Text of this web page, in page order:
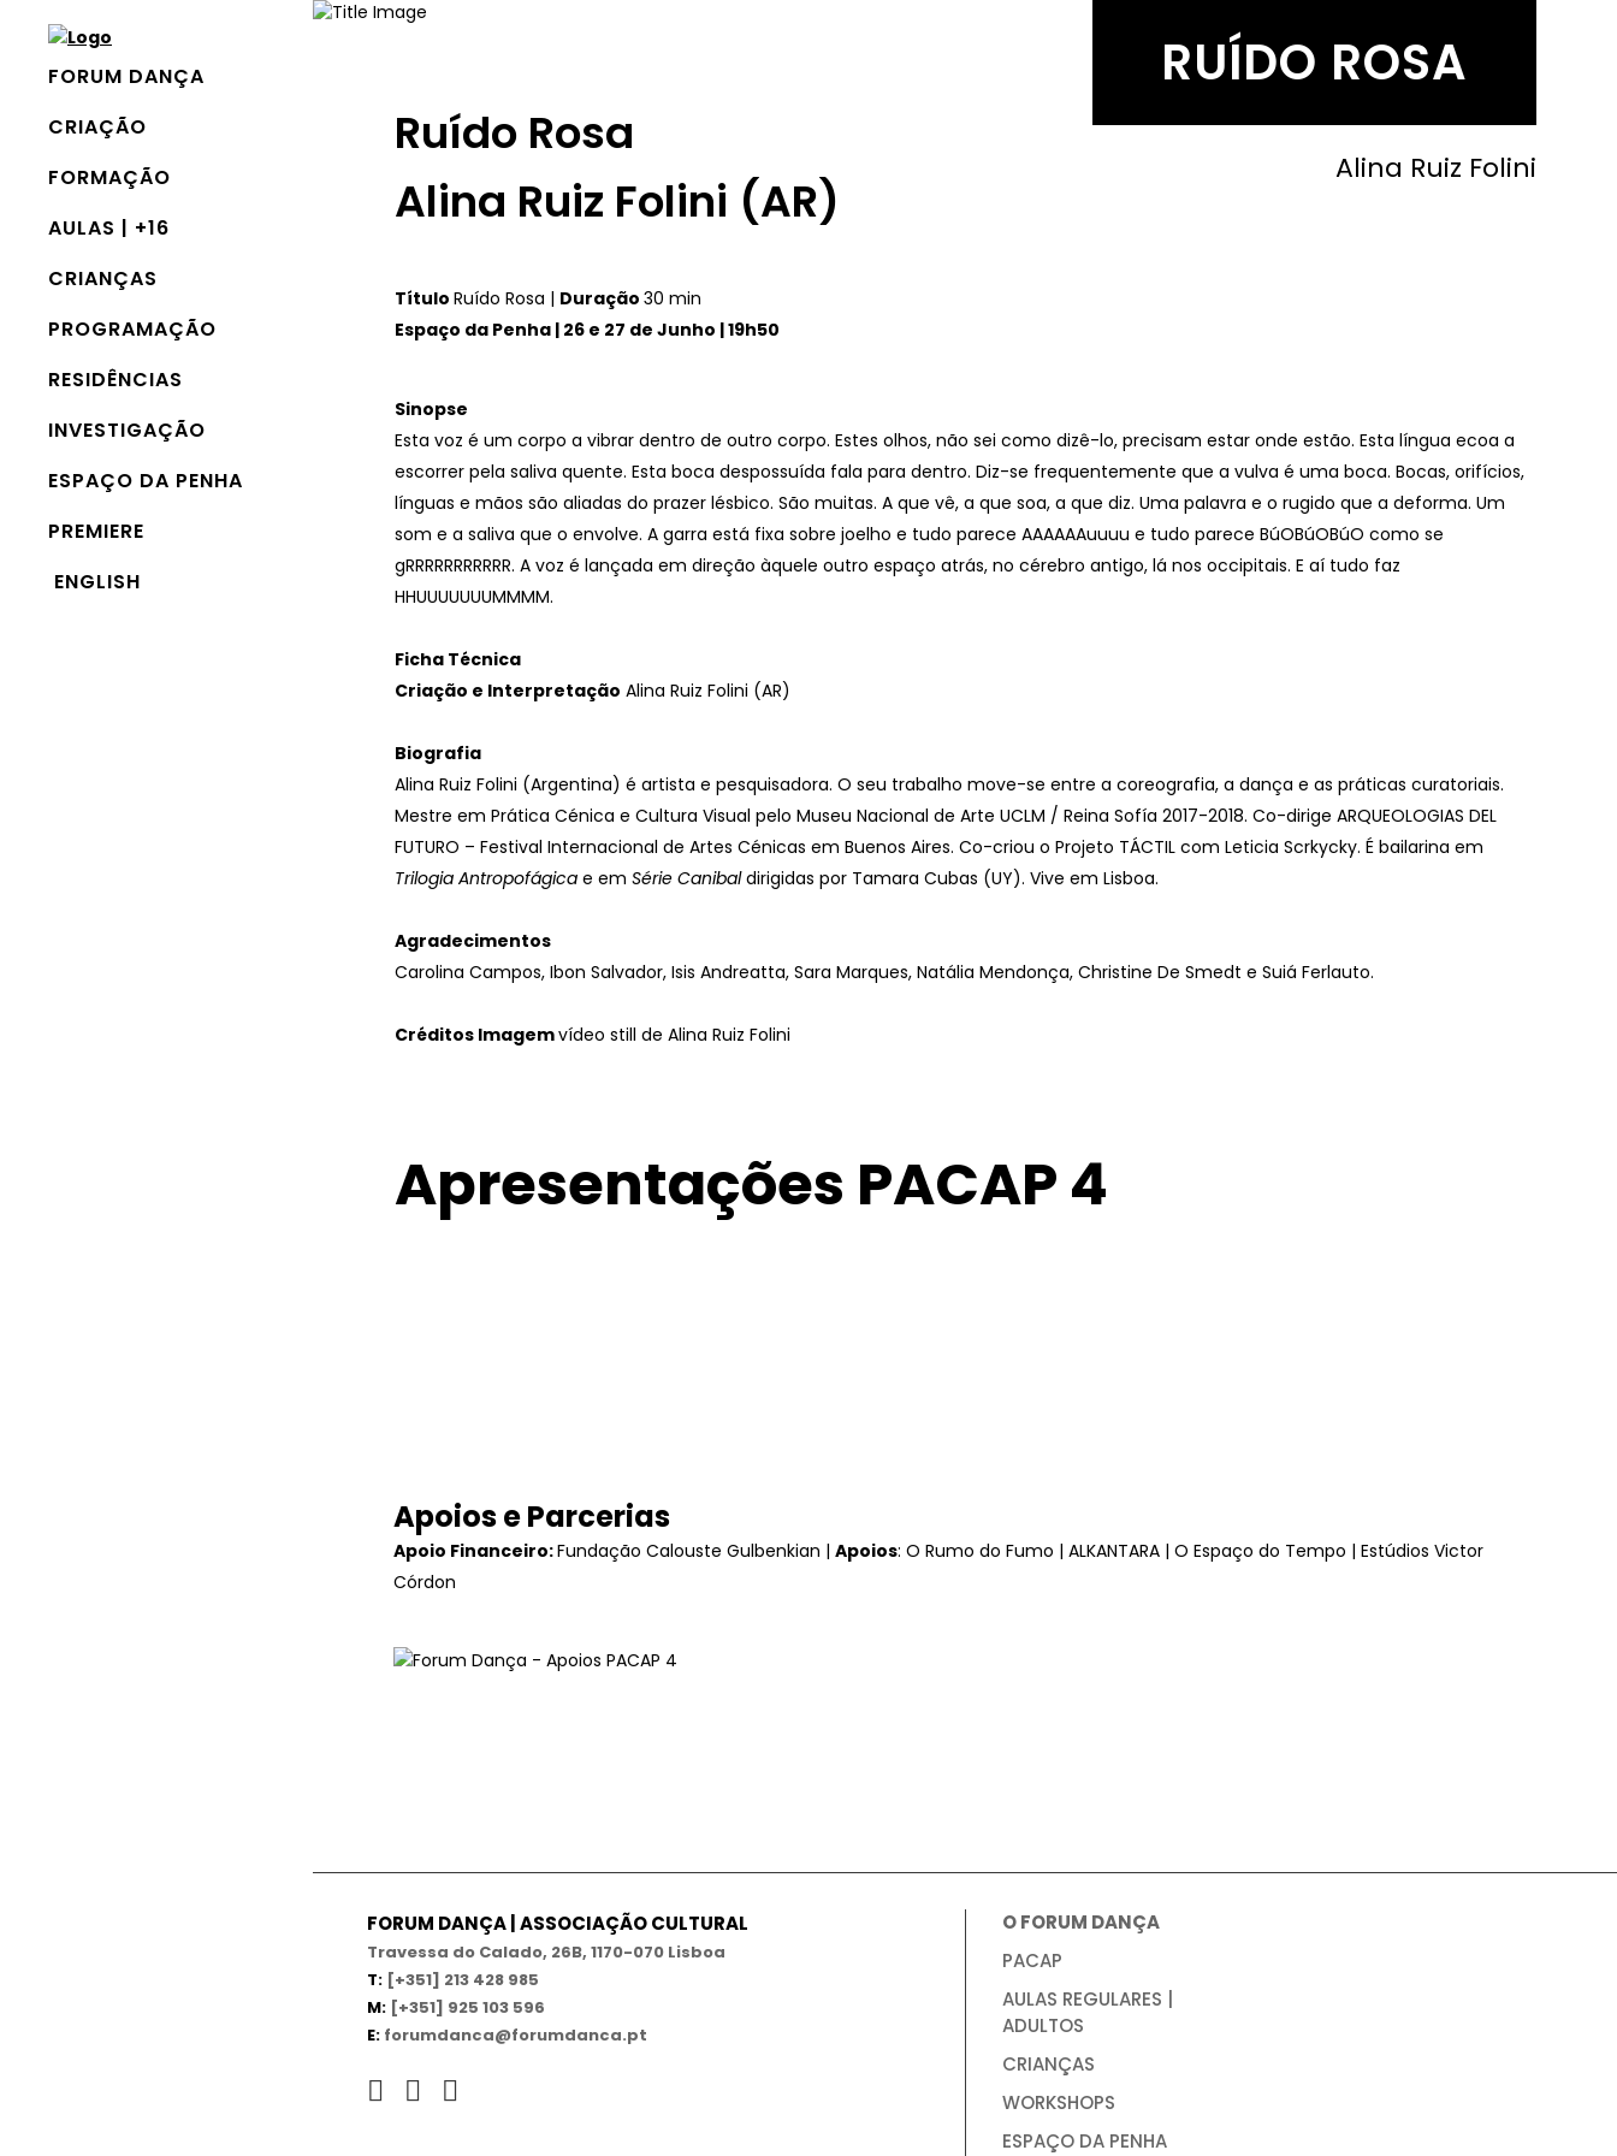
FORUM DANÇA
CRIAÇÃO
FORMAÇÃO
AULAS | +16
CRIANÇAS
PROGRAMAÇÃO
RESIDÊNCIAS
INVESTIGAÇÃO
ESPAÇO DA PENHA
PREMIERE
ENGLISH
RUÍDO ROSA
Alina Ruiz Folini
Ruído Rosa
Alina Ruiz Folini (AR)
Título Ruído Rosa | Duração 30 min
Espaço da Penha | 26 e 27 de Junho | 19h50
Sinopse
Esta voz é um corpo a vibrar dentro de outro corpo. Estes olhos, não sei como dizê-lo, precisam estar onde estão. Esta língua ecoa a
escorrer pela saliva quente. Esta boca despossuída fala para dentro. Diz-se frequentemente que a vulva é uma boca. Bocas, orifícios,
línguas e mãos são aliadas do prazer lésbico. São muitas. A que vê, a que soa, a que diz. Uma palavra e o rugido que a deforma. Um
som e a saliva que o envolve. A garra está fixa sobre joelho e tudo parece AAAAAAuuuu e tudo parece BúOBúOBúO como se
gRRRRRRRRRRR. A voz é lançada em direção àquele outro espaço atrás, no cérebro antigo, lá nos occipitais. E aí tudo faz
HHUUUUUUUMMMM.
Ficha Técnica
Criação e Interpretação Alina Ruiz Folini (AR)
Biografia
Alina Ruiz Folini (Argentina) é artista e pesquisadora. O seu trabalho move-se entre a coreografia, a dança e as práticas curatoriais.
Mestre em Prática Cénica e Cultura Visual pelo Museu Nacional de Arte UCLM / Reina Sofía 2017-2018. Co-dirige ARQUEOLOGIAS DEL
FUTURO – Festival Internacional de Artes Cénicas em Buenos Aires. Co-criou o Projeto TÁCTIL com Leticia Scrkycky. É bailarina em
Trilogia Antropofágica e em Série Canibaldirigidas por Tamara Cubas (UY). Vive em Lisboa.
Agradecimentos
Carolina Campos, Ibon Salvador, Isis Andreatta, Sara Marques, Natália Mendonça, Christine De Smedt e Suiá Ferlauto.
Créditos Imagemvídeo still de Alina Ruiz Folini
Apresentações PACAP 4
Apoios e Parcerias
Apoio Financeiro:Fundação Calouste Gulbenkian | Apoios: O Rumo do Fumo | ALKANTARA | O Espaço do Tempo | Estúdios Victor
Córdon
FORUM DANÇA | ASSOCIAÇÃO CULTURAL
Travessa do Calado, 26B, 1170-070 Lisboa
T: [+351] 213 428 985
M: [+351] 925 103 596
E: forumdanca@forumdanca.pt
O FORUM DANÇA
PACAP
AULAS REGULARES |
ADULTOS
CRIANÇAS
WORKSHOPS
ESPAÇO DA PENHA